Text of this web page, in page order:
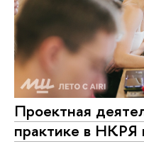
Проектная
практике в НКРЯ